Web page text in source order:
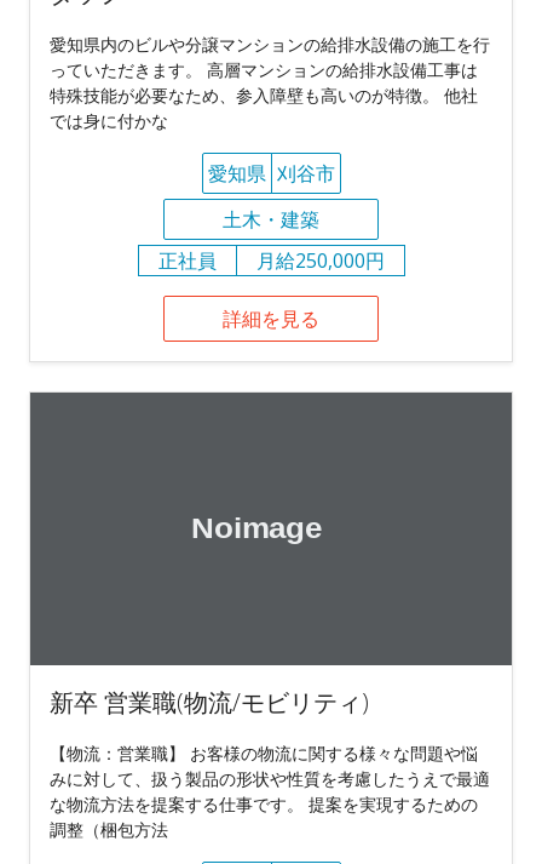
愛知県内のビルや分譲マンションの給排水設備の施工を行
っていただきます。 高層マンションの給排水設備工事は
特殊技能が必要なため、参入障壁も高いのが特徴。 他社
では身に付かな
愛知県 刈谷市
土木・建築
正社員
月給250,000円
詳細を見る
新卒 営業職(物流/モビリティ)
【物流：営業職】 お客様の物流に関する様々な問題や悩
みに対して、扱う製品の形状や性質を考慮したうえで最適
な物流方法を提案する仕事です。 提案を実現するための
調整（梱包方法